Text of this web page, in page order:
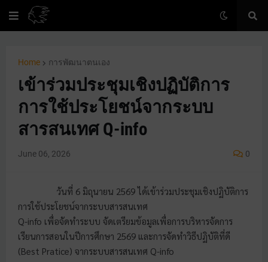
Home การพัฒนาตนเอง
เข้าร่วมประชุมเชิงปฏิบัติการ
การใช้ประโยชน์จากระบบ
สารสนเทศ Q-info
June 06, 2026 0
วันที่ 6 มิถุนายน 2569 ได้เข้าร่วมประชุมเชิงปฏิบัติการ
การใช้ประโยชน์จากระบบสารสนเทศ
Q-info เพื่อจัดทำระบบ จัดเตรียมข้อมูลเพื่อการบริหารจัดการ
เรียนการสอนในปีการศึกษา 2569 และการจัดทำวิธีปฏิบัติที่ดี
(Best Pratice) จากระบบสารสนเทศ Q-info